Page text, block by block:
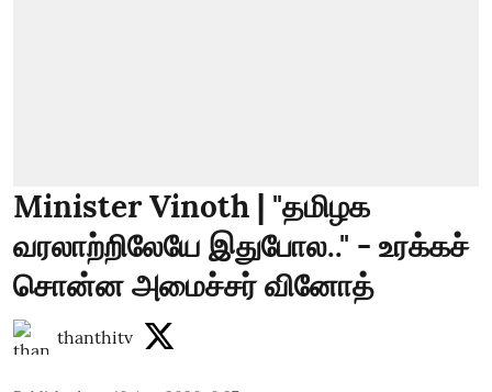
Minister Vinoth | "தமிழக
வரலாற்றிலேயே இதுபோல.." - உரக்கச்
சொன்ன அமைச்சர் வினோத்
thanthitv